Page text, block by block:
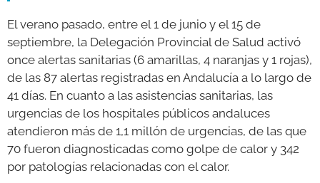
El verano pasado, entre el 1 de junio y el 15 de
septiembre, la Delegación Provincial de Salud activó
once alertas sanitarias (6 amarillas, 4 naranjas y 1 rojas),
de las 87 alertas registradas en Andalucía a lo largo de
41 días. En cuanto a las asistencias sanitarias, las
urgencias de los hospitales públicos andaluces
atendieron más de 1,1 millón de urgencias, de las que
70 fueron diagnosticadas como golpe de calor y 342
por patologías relacionadas con el calor.